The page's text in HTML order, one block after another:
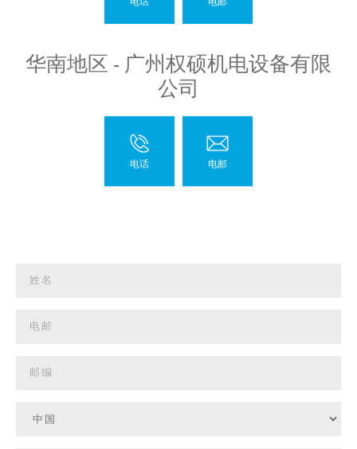
华南地区 - 广州权硕机电设备有限
公司